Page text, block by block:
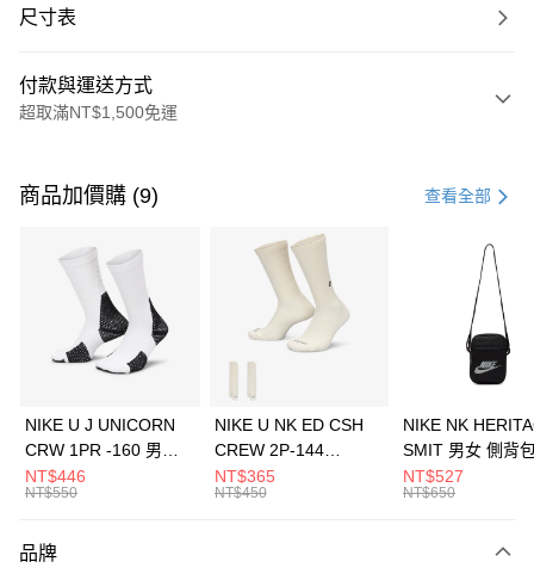
尺寸表
付款與運送方式
超取滿NT$1,500免運
信用卡一次付款
3 期 0 利率 每期 21家銀行
合作金庫商業銀行
第一商業銀行
華南商業銀行
彰化商業銀行
上海商業儲蓄銀行
元大商業銀行
台灣樂天信用卡公司
Apple Pay
全盈+PAY
AFTEE先享後付
【關於「AFTEE先享後付」】
商品加價購 (9) 查看全部
NIKE U J UNICORN
CRW 1PR -160 男女
中統襪 FZ3393100
NT$446
NT$550
NIKE U NK ED CSH
CREW 2P-144
EMBRDY 男女 短統襪
FZ3073133
NT$365
NT$450
NIKE NK
SMIT 男女 側背
BA5871010
NT$527
NT$650
品牌